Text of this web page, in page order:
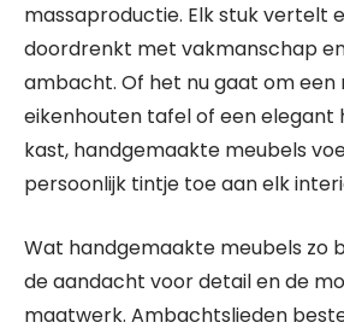
massaproductie. Elk stuk vertelt
doordrenkt met vakmanschap
ambacht. Of het nu gaat om een
eikenhouten tafel of een elegant
kast, handgemaakte meubels
persoonlijk tintje toe aan elk
Wat handgemaakte meubels zo
de aandacht voor detail en de
maatwerk. Ambachtslieden